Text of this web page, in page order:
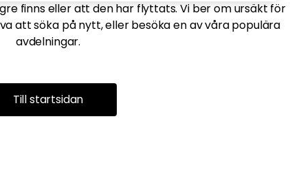
finns eller att den har flyttats. Vi ber om ursäkt för
att söka på nytt, eller besöka en av våra populära
avdelningar.
Till startsidan